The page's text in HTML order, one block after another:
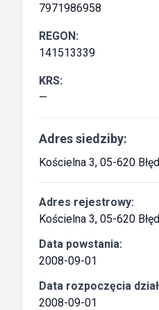
7971986958
REGON:
141513339
KRS:
—
Adres siedziby:
Kościelna 3, 05-620
Adres rejestrowy:
Kościelna 3, 05-620
Data powstania:
2008-09-01
Data rozpoczęcia
2008-09-01